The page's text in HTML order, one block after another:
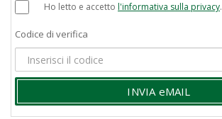
Ho letto e accetto l'informativa sulla privacy.
Codice di verifica
INVIA eMAIL